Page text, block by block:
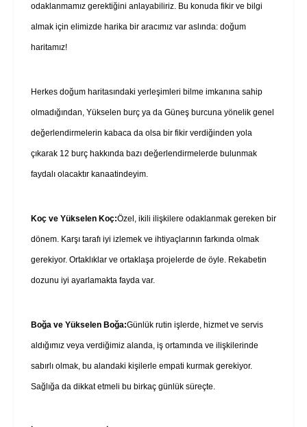
odaklanmamız gerektiğini anlayabiliriz. Bu konuda fikir ve bilgi
almak için elimizde harika bir aracımız var aslında: doğum
haritamız!
Herkes doğum haritasındaki yerleşimleri bilme imkanına sahip
olmadığından, Yükselen burç ya da Güneş burcuna yönelik genel
değerlendirmelerin kabaca da olsa bir fikir verdiğinden yola
çıkarak 12 burç hakkında bazı değerlendirmelerde bulunmak
faydalı olacaktır kanaatindeyim.
Koç ve Yükselen Koç:Özel, ikili ilişkilere odaklanmak gereken bir
dönem. Karşı tarafı iyi izlemek ve ihtiyaçlarının farkında olmak
gerekiyor. Ortaklıklar ve ortaklaşa projelerde de öyle. Rekabetin
dozunu iyi ayarlamakta fayda var.
Boğa ve Yükselen Boğa:Günlük rutin işlerde, hizmet ve servis
aldığımız veya verdiğimiz alanda, iş ortamında ve ilişkilerinde
sabırlı olmak, bu alandaki kişilerle empati kurmak gerekiyor.
Sağlığa da dikkat etmeli bu birkaç günlük süreçte.